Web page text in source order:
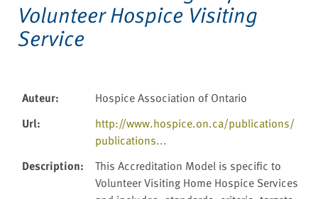
Volunteer Hospice Visiting
Service
Auteur:
Hospice Association of Ontario
Url:
http://www.hospice.on.ca/publications/
publications...
Description:
This Accreditation Model is specific to
Volunteer Visiting Home Hospice Services